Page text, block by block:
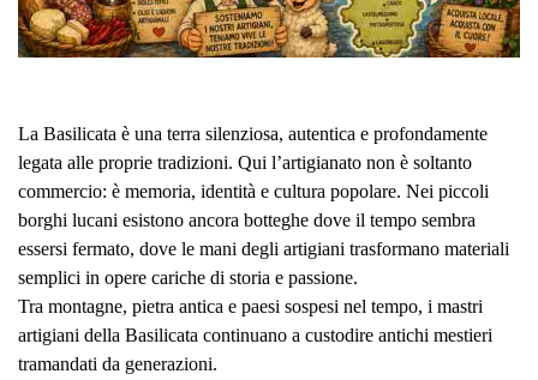
La Basilicata è una terra silenziosa, autentica e profondamente
legata alle proprie tradizioni. Qui l’artigianato non è soltanto
commercio: è memoria, identità e cultura popolare. Nei piccoli
borghi lucani esistono ancora botteghe dove il tempo sembra
essersi fermato, dove le mani degli artigiani trasformano materiali
semplici in opere cariche di storia e passione.
Tra montagne, pietra antica e paesi sospesi nel tempo, i mastri
artigiani della Basilicata continuano a custodire antichi mestieri
tramandati da generazioni.